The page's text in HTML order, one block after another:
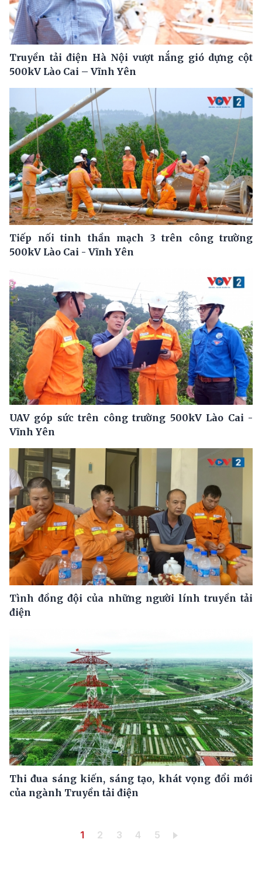
Truyền tải điện Hà Nội vượt nắng gió dựng cột
500kV Lào Cai – Vĩnh Yên
Tiếp nối tinh thần mạch 3 trên công trường
500kV Lào Cai - Vĩnh Yên
UAV góp sức trên công trường 500kV Lào Cai -
Vĩnh Yên
Tình đồng đội của những người lính truyền tải
điện
Thi đua sáng kiến, sáng tạo, khát vọng đổi mới
của ngành Truyền tải điện
Trang hiện thời
1 Trang
2 Trang
3 Trang
4 Trang
5